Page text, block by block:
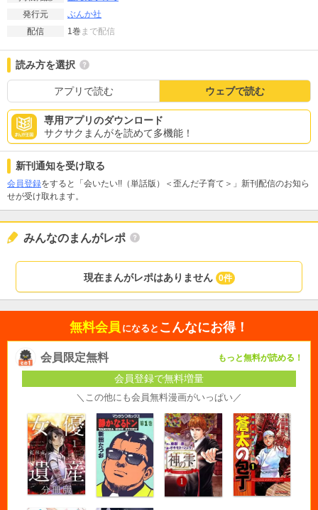
発行元
ぶんか社
配信
1巻 まで配信
読み方を選択
アプリで読む ウェブで読む
専用アプリのダウンロード
サクサクまんがを読めて多機能！
新刊通知を受け取る
会員登録をすると「会いたい!!（単話版）＜歪んだ子育て＞」新刊配信のお知ら
せが受け取れます。
みんなのまんがレポ
現在まんがレポはありません 0件
無料会員 になると こんなにお得！
会員限定無料 もっと無料が読める！
会員登録で無料増量
＼この他にも会員無料漫画がいっぱい／